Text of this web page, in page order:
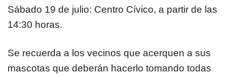
Sábado 19 de julio: Centro Cívico, a partir de las
14:30 horas.
Se recuerda a los vecinos que acerquen a sus
mascotas que deberán hacerlo tomando todas